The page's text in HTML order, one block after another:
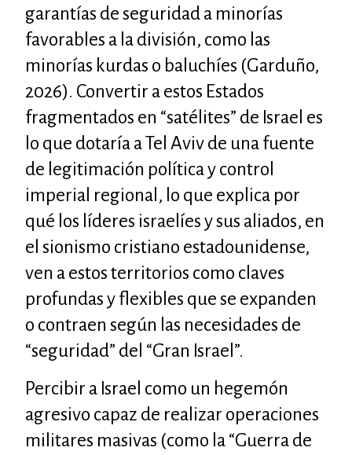
garantías de seguridad a minorías
favorables a la división, como las
minorías kurdas o baluchíes (Garduño,
2026). Convertir a estos Estados
fragmentados en “satélites” de Israel es
lo que dotaría a Tel Aviv de una fuente
de legitimación política y control
imperial regional, lo que explica por
qué los líderes israelíes y sus aliados, en
el sionismo cristiano estadounidense,
ven a estos territorios como claves
profundas y flexibles que se expanden
o contraen según las necesidades de
“seguridad” del “Gran Israel”.
Percibir a Israel como un hegemón
agresivo capaz de realizar operaciones
militares masivas (como la “Guerra de